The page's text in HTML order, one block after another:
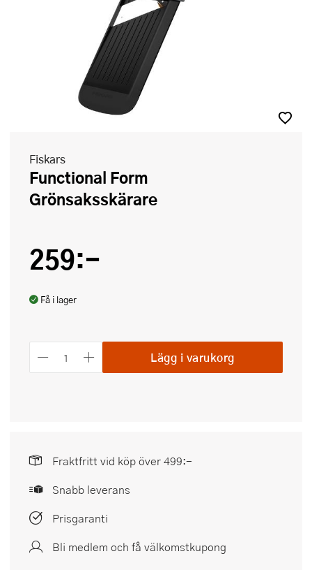
Fiskars
Functional Form
Grönsaksskärare
259:-
Få i lager
Lägg i varukorg
Fraktfritt vid köp över 499:-
Snabb leverans
Prisgaranti
Bli medlem och få välkomstkupong